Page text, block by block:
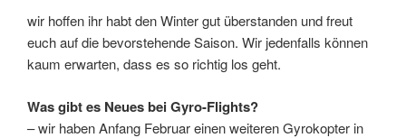
wir hoffen ihr habt den Winter gut überstanden und freut
euch auf die bevorstehende Saison. Wir jedenfalls können
kaum erwarten, dass es so richtig los geht.
Was gibt es Neues bei Gyro-Flights?
– wir haben Anfang Februar einen weiteren Gyrokopter in